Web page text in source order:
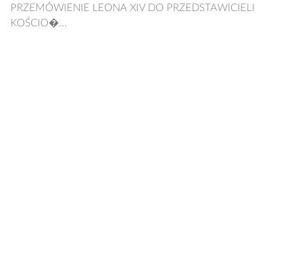
PRZEMÓWIENIE LEONA XIV DO PRZEDSTAWICIELI
KOŚCIO�...